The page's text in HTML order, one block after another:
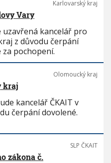
Karlovarský kraj
Vary
uzavřená kancelář pro
z důvodu čerpání
pochopení.
Olomoucký kraj
kraj
kancelář ČKAIT v
čerpání dovolené.
SLP ČKAIT
zákona č.